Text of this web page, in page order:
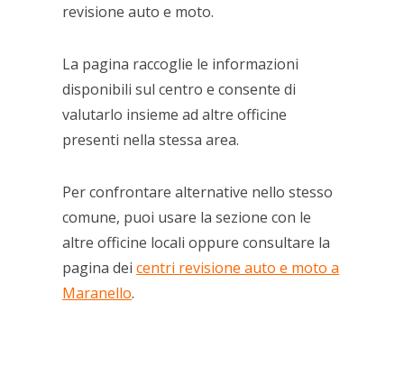
revisione auto e moto.
La pagina raccoglie le informazioni
disponibili sul centro e consente di
valutarlo insieme ad altre officine
presenti nella stessa area.
Per confrontare alternative nello stesso
comune, puoi usare la sezione con le
altre officine locali oppure consultare la
pagina deicentri revisione auto e moto a
Maranello.